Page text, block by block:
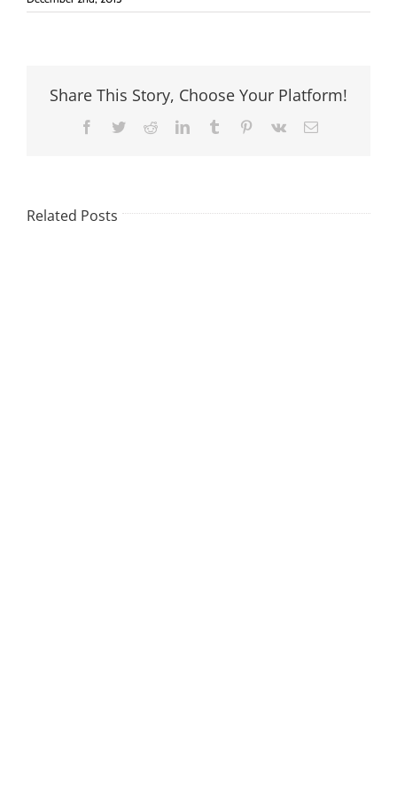
Share This Story, Choose Your Platform!
Facebook
TwitterRedditLinkedInTumblr Pinterest
Vk Email
Related Posts